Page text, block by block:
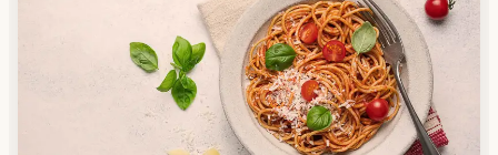
Anbieter finden
Nutzen Sie unsere große Mahlzeiten-Dienst-Suche,
um herauszufinden, welche Anbieter es in Ihrer
Region gibt und welcher am besten zu Ihnen passt.
Verschaffen Sie sich auch einen Überblick über die